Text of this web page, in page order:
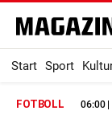
Start Sport
FOTBOLL 06:00 |